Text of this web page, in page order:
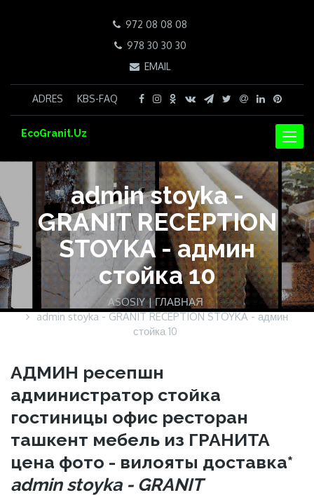
972 08 08 08
978 30 30 30
EMAIL
ADRES KBS-FAQ
EcoGranit.Uz
admin stoyka -
GRANIT RECEPTION
STOYKA - админ
стойка 10
ASOSIY | ГЛАВНАЯ
admin stoyka - GRANIT RECEPTION STOYKA - админ
стойка 10
АДМИН ресепшн
администратор стойка
гостиницы офис ресторан
ташкент мебель из ГРАНИТА
цена фото - вилояты доставка*
admin stoyka - GRANIT